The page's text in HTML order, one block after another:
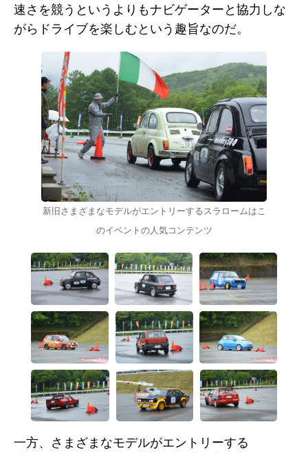
速さを競うというよりもナビゲーターと協力しな
がらドライブを楽しむという趣旨なのだ。
新旧さまざまなモデルがエントリーするスラロームはこ
のイベントの人気コンテンツ
一方、さまざまなモデルがエントリーする